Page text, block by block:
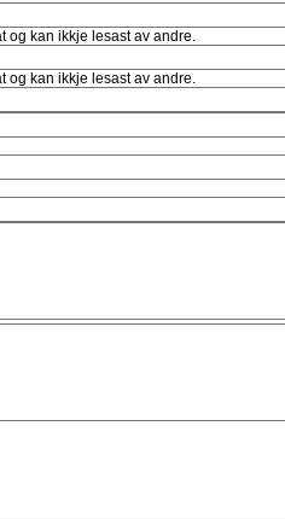
og kan ikkje lesast av andre.
og kan ikkje lesast av andre.